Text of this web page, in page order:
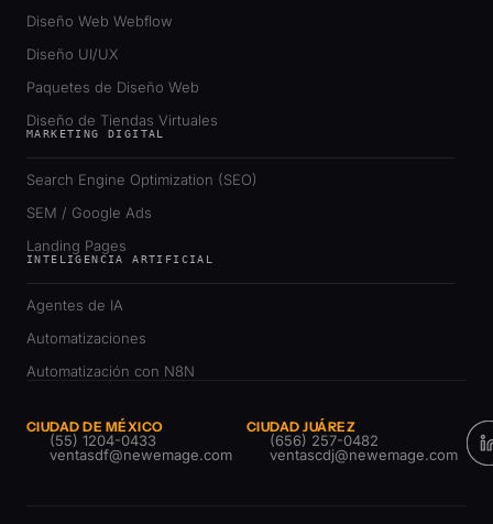
Diseño Web Webflow
Diseño UI/UX
Paquetes de Diseño Web
Diseño de Tiendas Virtuales
MARKETING DIGITAL
Search Engine Optimization (SEO)
SEM / Google Ads
Landing Pages
INTELIGENCIA ARTIFICIAL
Agentes de IA
Automatizaciones
Automatización con N8N
CIUDAD DE MÉXICO
(55) 1204-0433
ventasdf@newemage.com
CIUDAD JUÁREZ
(656) 257-0482
ventascdj@newemage.com